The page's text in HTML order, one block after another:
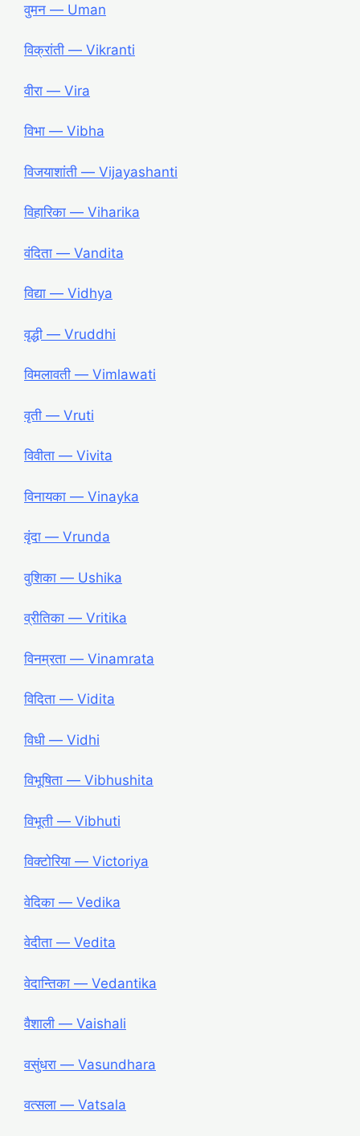
वुमन ― Uman
विक्रांती ― Vikranti
वीरा ― Vira
विभा ― Vibha
विजयाशांती ― Vijayashanti
विहारिका ― Viharika
वंदिता ― Vandita
विद्या ― Vidhya
वृद्धी ― Vruddhi
विमलावती ― Vimlawati
वृती ― Vruti
विवीता ― Vivita
विनायका ― Vinayka
वृंदा ― Vrunda
वुशिका ― Ushika
व्रीतिका ― Vritika
विनम्रता ― Vinamrata
विदिता ― Vidita
विधी ― Vidhi
विभूषिता ― Vibhushita
विभूती ― Vibhuti
विक्टोरिया ― Victoriya
वेदिका ― Vedika
वेदीता ― Vedita
वेदान्तिका ― Vedantika
वैशाली ― Vaishali
वसुंधरा ― Vasundhara
वत्सला ― Vatsala